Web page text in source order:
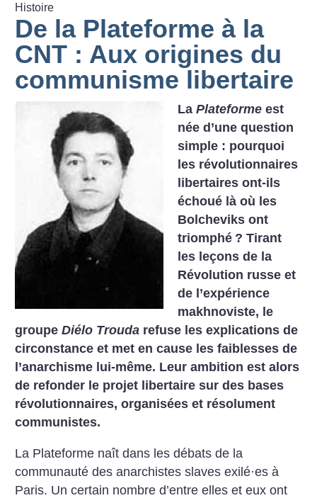
Histoire
De la Plateforme à la
CNT : Aux origines du
communisme libertaire
LaPlateforme est
née d’une question
simple : pourquoi
les révolutionnaires
libertaires ont-ils
échoué là où les
Bolcheviks ont
triomphé ? Tirant
les leçons de la
Révolution russe et
de l’expérience
makhnoviste, le
groupeDiélo Trouda refuse les explications de
circonstance et met en cause les faiblesses de
l’anarchisme lui-même. Leur ambition est alors
de refonder le projet libertaire sur des bases
révolutionnaires, organisées et résolument
communistes.
La Plateforme naît dans les débats de la
communauté des anarchistes slaves exilé·es à
Paris. Un certain nombre d’entre elles et eux ont